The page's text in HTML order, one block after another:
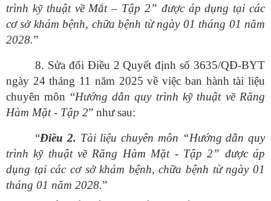
trình kỹ thuật về Mắt – Tập 2” được áp dụng tại các
cơ sở khám bệnh, chữa bệnh từ ngày 01 tháng 01 năm
2028.”
8. Sửa đổi Điều 2 Quyết định số 3635/QĐ-BYT
ngày 24 tháng 11 năm 2025 về việc ban hành tài liệu
chuyên môn “Hướng dẫn quy trình kỹ thuật về Răng
Hàm Mặt - Tập 2” như sau:
“Điều 2. Tài liệu chuyên môn “Hướng dẫn quy
trình kỹ thuật về Răng Hàm Mặt - Tập 2” được áp
dụng tại các cơ sở khám bệnh, chữa bệnh từ ngày 01
tháng 01 năm 2028.”